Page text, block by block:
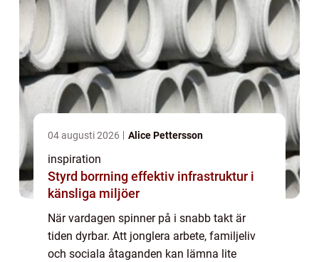
04 augusti 2026 Alice Pettersson
inspiration
Styrd borrning effektiv infrastruktur i
känsliga miljöer
När vardagen spinner på i snabb takt är
tiden dyrbar. Att jonglera arbete, familjeliv
och sociala åtaganden kan lämna lite